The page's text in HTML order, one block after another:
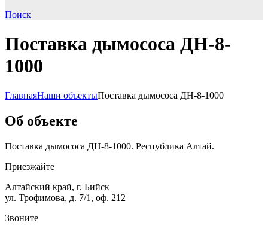
Поиск
Поставка дымососа ДН-8-
1000
ГлавнаяНаши объектыПоставка дымососа ДН-8-1000
Об объекте
Поставка дымососа ДН-8-1000. Республика Алтай.
Приезжайте
Алтайский край, г. Бийск
ул. Трофимова, д. 7/1, оф. 212
Звоните